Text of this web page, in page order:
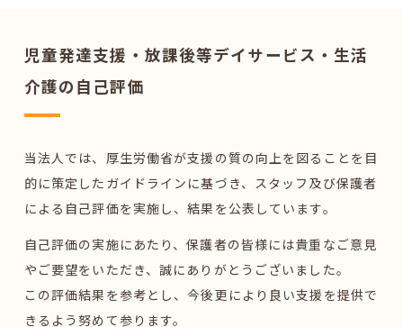
特定非営利活動法人アンソレイユ
〒987-0513
宮城県登米市迫町北方字大洞118-99
TEL /0220-23-7855
児童発達支援・放課後等デイサービス・生活
介護の自己評価
当法人では、厚生労働省が支援の質の向上を図ることを目
的に策定したガイドラインに基づき、スタッフ及び保護者
による自己評価を実施し、結果を公表しています。
自己評価の実施にあたり、保護者の皆様には貴重なご意見
やご要望をいただき、誠にありがとうございました。
この評価結果を参考とし、今後更により良い支援を提供で
きるよう努めて参ります。